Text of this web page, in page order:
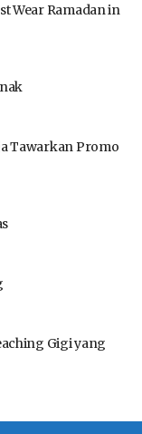
Wear Ramadan in
Tawarkan Promo
Gigi yang